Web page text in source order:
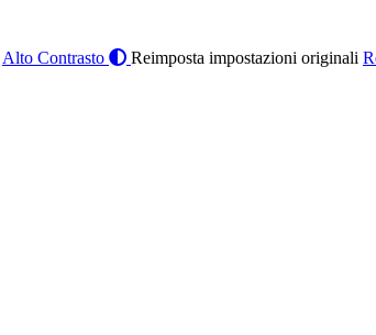
Alto Contrasto Reimposta impostazioni originali